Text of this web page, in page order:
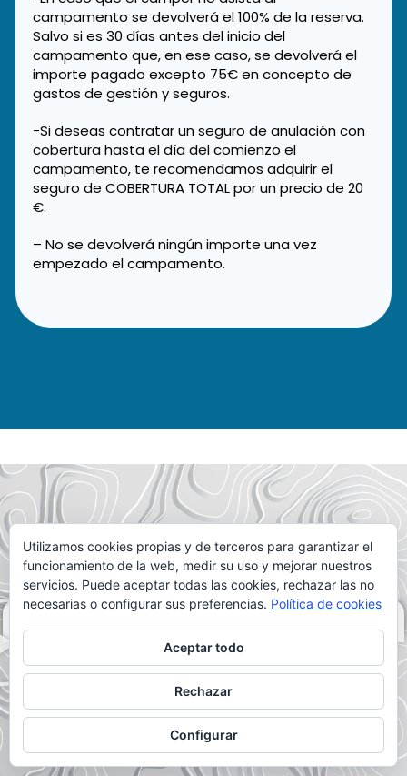
campamento se devolverá el 100% de la reserva.
Salvo si es 30 días antes del inicio del
campamento que, en ese caso, se devolverá el
importe pagado excepto 75€ en concepto de
gastos de gestión y seguros.
-Si deseas contratar un seguro de anulación con
cobertura hasta el día del comienzo el
campamento, te recomendamos adquirir el
seguro de COBERTURA TOTAL por un precio de 20
€.
– No se devolverá ningún importe una vez
empezado el campamento.
DALE AL PLAY
Utilizamos cookies propias y de terceros para garantizar el
funcionamiento de la web, medir su uso y mejorar nuestros
servicios. Puede aceptar todas las cookies, rechazar las no
necesarias o configurar sus preferencias. Política de cookies
Aceptar todo
Rechazar
Configurar